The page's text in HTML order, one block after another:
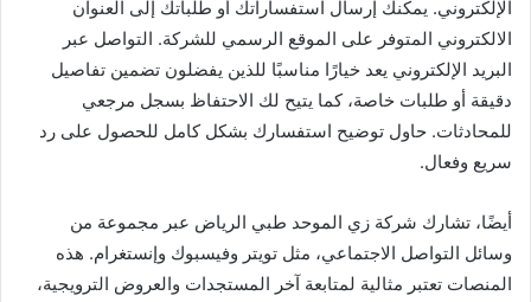
الإلكتروني. يمكنك إرسال استفساراتك أو طلباتك إلى العنوان
الالكتروني المتوفر على الموقع الرسمي للشركة. التواصل عبر
البريد الإلكتروني يعد خيارًا مناسبًا للذين يفضلون تضمين تفاصيل
دقيقة أو طلبات خاصة، كما يتيح لك الاحتفاظ بسجل مرجعي
للمحادثات. حاول توضيح استفسارك بشكل كامل للحصول على رد
سريع وفعال.
أيضًا، تشارك شركة زي الموحد طبي الرياض عبر مجموعة من
وسائل التواصل الاجتماعي، مثل تويتر وفيسبوك وإنستغرام. هذه
المنصات تعتبر مثالية لمتابعة آخر المستجدات والعروض الترويجية،